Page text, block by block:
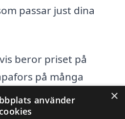
passar just dina
beror priset på
på många
medveten om dessa
ett informerat val.
×
använder
cookies